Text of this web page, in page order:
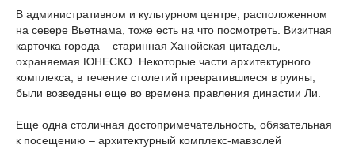
В административном и культурном центре, расположенном
на севере Вьетнама, тоже есть на что посмотреть. Визитная
карточка города – старинная Ханойская цитадель,
охраняемая ЮНЕСКО. Некоторые части архитектурного
комплекса, в течение столетий превратившиеся в руины,
были возведены еще во времена правления династии Ли.
Еще одна столичная достопримечательность, обязательная
к посещению – архитектурный комплекс-мавзолей